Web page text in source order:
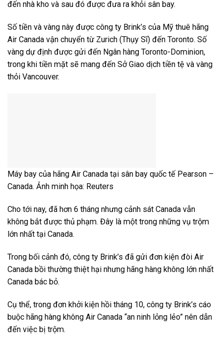
đến nhà kho và sau đó được đưa ra khỏi sân bay.
Số tiền và vàng này được công ty Brink’s của Mỹ thuê hãng
Air Canada vận chuyển từ Zurich (Thụy Sĩ) đến Toronto. Số
vàng dự định được gửi đến Ngân hàng Toronto-Dominion,
trong khi tiền mặt sẽ mang đến Sở Giao dịch tiền tệ và vàng
thỏi Vancouver.
Máy bay của hãng Air Canada tại sân bay quốc tế Pearson –
Canada. Ảnh minh họa: Reuters
Cho tới nay, đã hơn 6 tháng nhưng cảnh sát Canada vẫn
không bắt được thủ phạm. Đây là một trong những vụ trộm
lớn nhất tại Canada.
Trong bối cảnh đó, công ty Brink’s đã gửi đơn kiện đòi Air
Canada bồi thường thiệt hại nhưng hãng hàng không lớn nhất
Canada bác bỏ.
Cụ thể, trong đơn khởi kiện hồi tháng 10, công ty Brink’s cáo
buộc hãng hàng không Air Canada “an ninh lỏng lẻo” nên dẫn
đến việc bị trộm.